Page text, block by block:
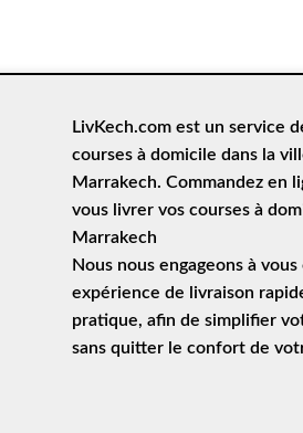
LivKech.com est un service
courses à domicile dans la
Marrakech. Commandez en
vous livrer vos courses à
Marrakech
Nous nous engageons à
expérience de
livraison
pratique, afin de simplifier
sans quitter le confort de